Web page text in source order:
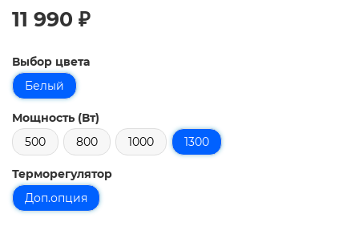
11 990 ₽
Выбор цвета
Белый
Мощность (Вт)
500
800 1000 1300
Терморегулятор
Доп.опция